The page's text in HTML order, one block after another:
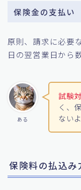
保険金の支払い
原則、請求に必要
日の翌営業日から
ある
試験
く、
ない
保険料の払込み